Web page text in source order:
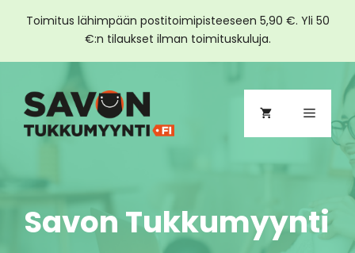
Toimitus lähimpään postitoimipisteeseen 5,90 €. Yli 50
€:n tilaukset ilman toimituskuluja.
sisältöön
Valikko
Savon Tukkumyynti